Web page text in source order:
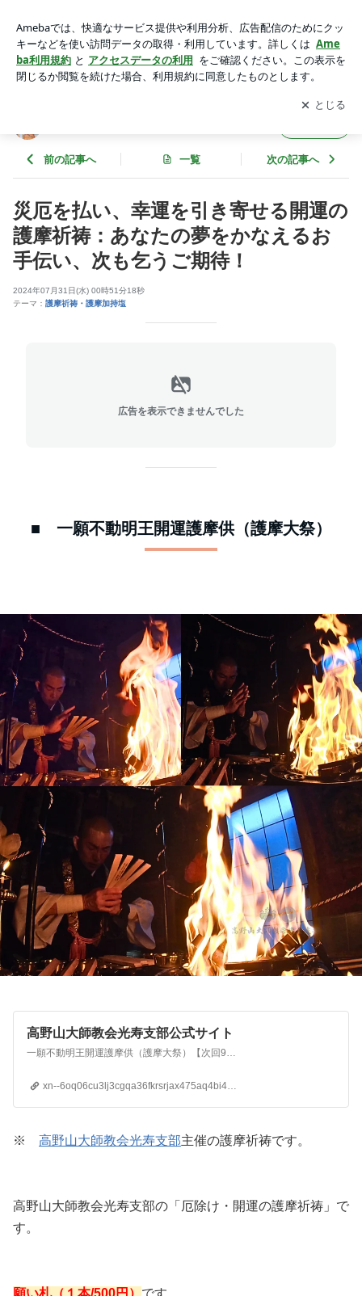
かなえるお手伝い、次も乞うご期待！ | 天宮光啓塾 生かせいの
ち（生き方塾）
アプリをダウンロードして ブログの更新通知
を受け取りまし
ょう。
開く
前の記事へ 一覧 次の記事へ
災厄を払い、幸運を引き寄せる開運の
護摩祈祷：あなたの夢をかなえるお
手伝い、次も乞うご期待！
2024年07月31日(水) 00時51分18秒
テーマ： 護摩祈祷・護摩加持塩
広告を表示できませんでした
■ 一願不動明王開運護摩供（護摩大祭）
高野山大師教会光寿支部公式サイト
一願不動明王開運護摩供（護摩大祭）【次回9月護摩開催日程のお知らせ】最強の真言を念じながら厳修する厄除け・開運の護摩祈祷、あなたの夢が実現化する「一願不動明王開運護摩供」■ 2024年9月29日（日）...
xn--6oq06cu3lj3cgqa36fkrsrjax475aq4bi45b.jp
※ 高野山大師教会光寿支部主催の護摩祈祷です。
高野山大師教会光寿支部の「厄除け・開運の護摩祈祷」で
す。
願い札（１本/500円） です。